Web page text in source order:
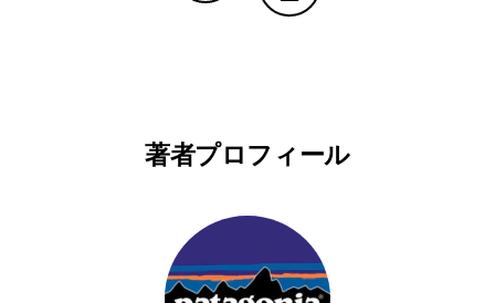
Copy Linkで共有する
著者プロフィール